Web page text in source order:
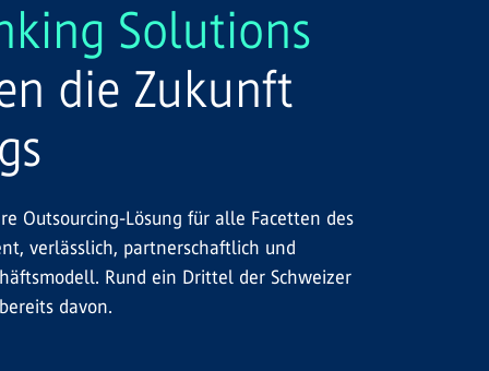
Solutions
die Zukunft
Outsourcing-Lösung für alle Facetten des
verlässlich, partnerschaftlich und
Rund ein Drittel der Schweizer
davon.